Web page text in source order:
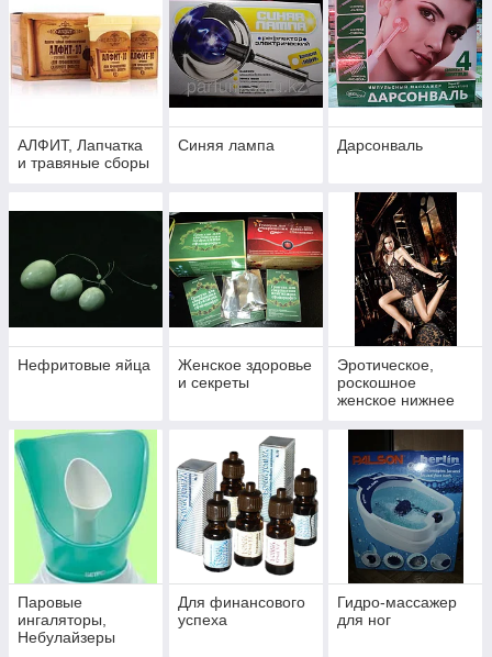
АЛФИТ, Лапчатка
и травяные сборы
Синяя лампа Дарсонваль
Нефритовые яйца
Женское здоровье
и секреты
Эротическое,
роскошное
женское нижнее
для праздников
Паровые
ингаляторы,
Небулайзеры
Для финансового
успеха
Гидро-массажер
для ног